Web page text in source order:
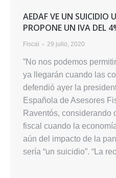
AEDAF VE UN SUICIDIO
PROPONE UN IVA DEL
Fiscal 29 julio, 2020
”No nos podemos
ya llegarán cuando las
defendió ayer la
Española de Asesores
Raventós, considerando
fiscal cuando la
aún del impacto de la
sería “un suicidio”. “La